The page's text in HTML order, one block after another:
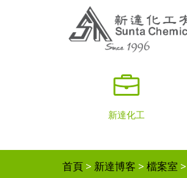
新達化工
首頁 新達博客 檔案室